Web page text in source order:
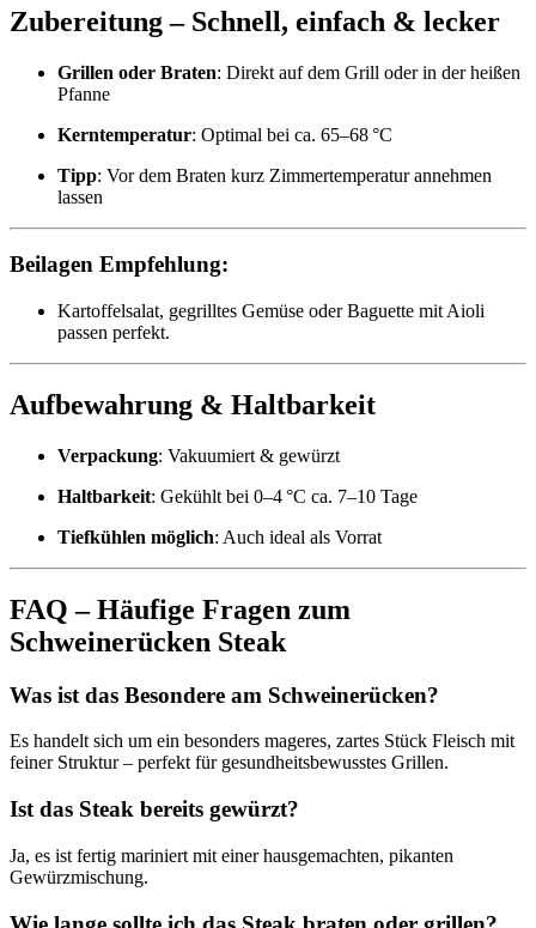
Zubereitung – Schnell, einfach & lecker
Grillen oder Braten: Direkt auf dem Grill oder in der heißen
Pfanne
Kerntemperatur: Optimal bei ca. 65–68 °C
Tipp: Vor dem Braten kurz Zimmertemperatur annehmen
lassen
Beilagen Empfehlung:
Kartoffelsalat, gegrilltes Gemüse oder Baguette mit Aioli
passen perfekt.
Aufbewahrung & Haltbarkeit
Verpackung: Vakuumiert & gewürzt
Haltbarkeit: Gekühlt bei 0–4 °C ca. 7–10 Tage
Tiefkühlen möglich: Auch ideal als Vorrat
FAQ – Häufige Fragen zum
Schweinerücken Steak
Was ist das Besondere am Schweinerücken?
Es handelt sich um ein besonders mageres, zartes Stück Fleisch mit
feiner Struktur – perfekt für gesundheitsbewusstes Grillen.
Ist das Steak bereits gewürzt?
Ja, es ist fertig mariniert mit einer hausgemachten, pikanten
Gewürzmischung.